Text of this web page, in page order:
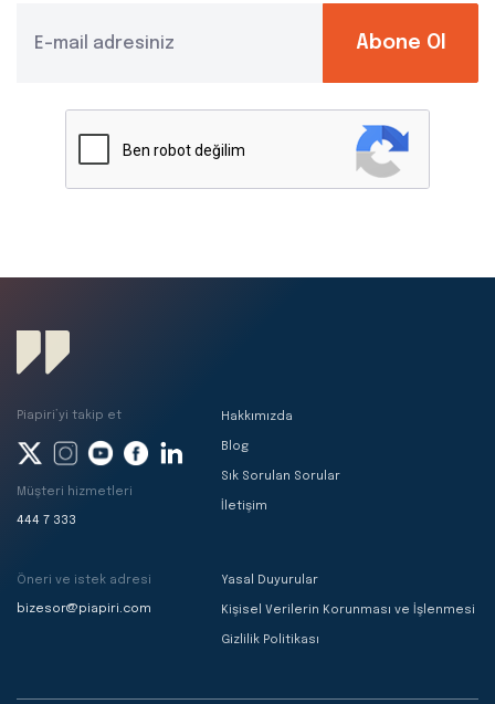
Abone Ol
Hakkımızda
Blog
Sık Sorulan Sorular
İletişim
Yasal Duyurular
Kişisel Verilerin Korunması ve İşlenmesi
Gizlilik Politikası
Piapiri’yi takip et
Müşteri hizmetleri
444 7 333
Öneri ve istek adresi
bizesor@piapiri.com